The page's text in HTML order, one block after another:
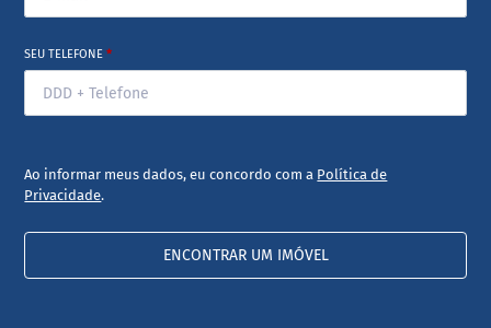
SEU TELEFONE*
Ao informar meus dados, eu concordo com a Política de
Privacidade.
ENCONTRAR UM IMÓVEL